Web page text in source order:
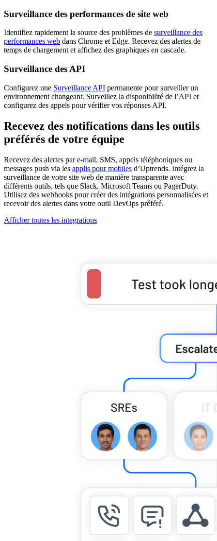
Surveillance des performances de site web
Identifiez rapidement la source des problèmes de surveillance des
performances web dans Chrome et Edge. Recevez des alertes de
temps de chargement et affichez des graphiques en cascade.
Surveillance des API
Configurez une Surveillance API permanente pour surveiller un
environnement changeant. Surveillez la disponibilité de l’API et
configurez des appels pour vérifier vos réponses API.
Recevez des notifications dans les outils
préférés de votre équipe
Recevez des alertes par e-mail, SMS, appels téléphoniques ou
messages push via les applis pour mobiles d’Uptrends. Intégrez la
surveillance de votre site web de manière transparente avec
différents outils, tels que Slack, Microsoft Teams ou PagerDuty.
Utilisez des webhooks pour créer des intégrations personnalisées et
recevoir des alertes dans votre outil DevOps préféré.
Afficher toutes les integrations